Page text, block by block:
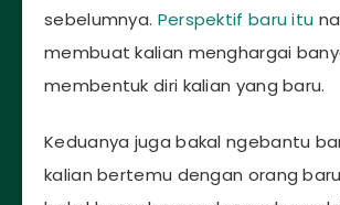
sebelumnya. Perspektif baru itu
membuat kalian menghargai
membentuk diri kalian yang baru.
Keduanya juga bakal ngebantu
kalian bertemu dengan orang